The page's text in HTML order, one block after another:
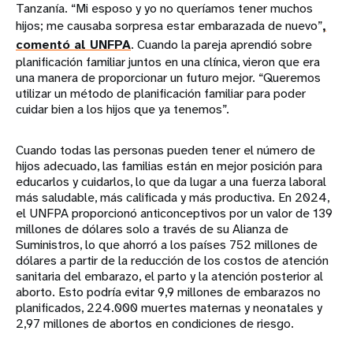
Tanzanía. “Mi esposo y yo no queríamos tener muchos
hijos; me causaba sorpresa estar embarazada de nuevo”,
comentó al UNFPA. Cuando la pareja aprendió sobre
planificación familiar juntos en una clínica, vieron que era
una manera de proporcionar un futuro mejor. “Queremos
utilizar un método de planificación familiar para poder
cuidar bien a los hijos que ya tenemos”.
Cuando todas las personas pueden tener el número de
hijos adecuado, las familias están en mejor posición para
educarlos y cuidarlos, lo que da lugar a una fuerza laboral
más saludable, más calificada y más productiva. En 2024,
el UNFPA proporcionó anticonceptivos por un valor de 139
millones de dólares solo a través de su Alianza de
Suministros, lo que ahorró a los países 752 millones de
dólares a partir de la reducción de los costos de atención
sanitaria del embarazo, el parto y la atención posterior al
aborto. Esto podría evitar 9,9 millones de embarazos no
planificados, 224.000 muertes maternas y neonatales y
2,97 millones de abortos en condiciones de riesgo.